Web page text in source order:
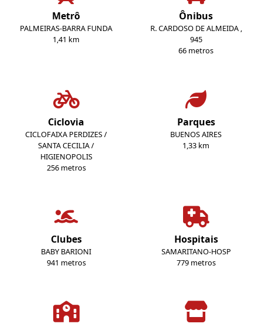
Metrô
PALMEIRAS-BARRA FUNDA
1,41 km
Ônibus
R. CARDOSO DE ALMEIDA ,
945
66 metros
Ciclovia
CICLOFAIXA PERDIZES /
SANTA CECILIA /
HIGIENOPOLIS
256 metros
Parques
BUENOS AIRES
1,33 km
Clubes
BABY BARIONI
941 metros
Hospitais
SAMARITANO-HOSP
779 metros